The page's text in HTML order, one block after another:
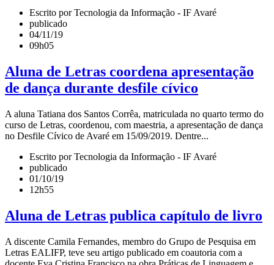
Escrito por Tecnologia da Informação - IF Avaré
publicado
04/11/19
09h05
Aluna de Letras coordena apresentação
de dança durante desfile cívico
A aluna Tatiana dos Santos Corrêa, matriculada no quarto termo do
curso de Letras, coordenou, com maestria, a apresentação de dança
no Desfile Cívico de Avaré em 15/09/2019. Dentre...
Escrito por Tecnologia da Informação - IF Avaré
publicado
01/10/19
12h55
Aluna de Letras publica capítulo de livro
A discente Camila Fernandes, membro do Grupo de Pesquisa em
Letras EALIFP, teve seu artigo publicado em coautoria com a